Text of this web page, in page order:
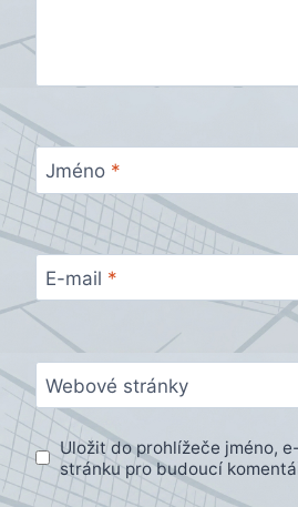
Jméno *
E-mail *
Webové stránky
Uložit do prohlížeče jméno,
stránku pro budoucí